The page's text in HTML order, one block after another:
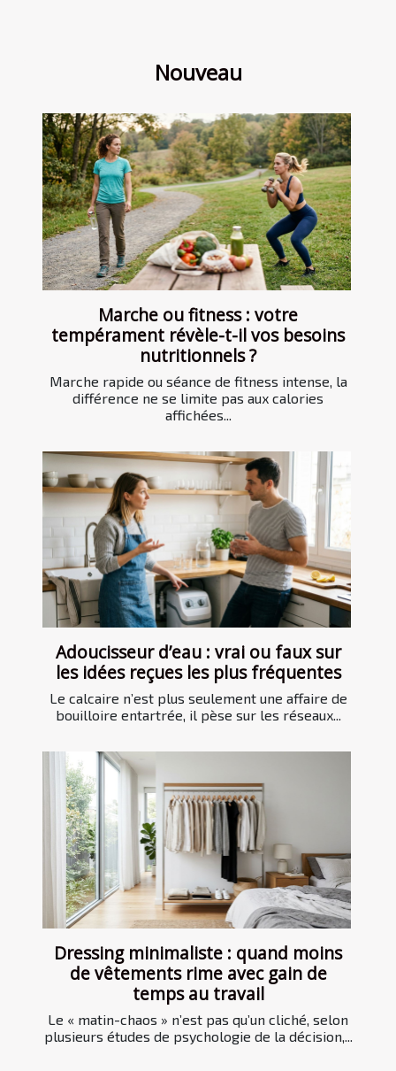
Nouveau
Marche ou fitness : votre
tempérament révèle-t-il vos besoins
nutritionnels ?
Marche rapide ou séance de fitness intense, la
différence ne se limite pas aux calories
affichées...
Adoucisseur d’eau : vrai ou faux sur
les idées reçues les plus fréquentes
Le calcaire n’est plus seulement une affaire de
bouilloire entartrée, il pèse sur les réseaux...
Dressing minimaliste : quand moins
de vêtements rime avec gain de
temps au travail
Le « matin-chaos » n’est pas qu’un cliché, selon
plusieurs études de psychologie de la décision,...